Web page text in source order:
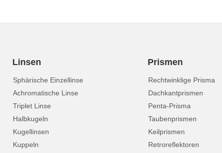
Linsen
Sphärische Einzellinse
Achromatische Linse
Triplet Linse
Halbkugeln
Kugellinsen
Kuppeln
Prismen
Rechtwinklige Prisma
Dachkantprismen
Penta-Prisma
Taubenprismen
Keilprismen
Retroreflektoren